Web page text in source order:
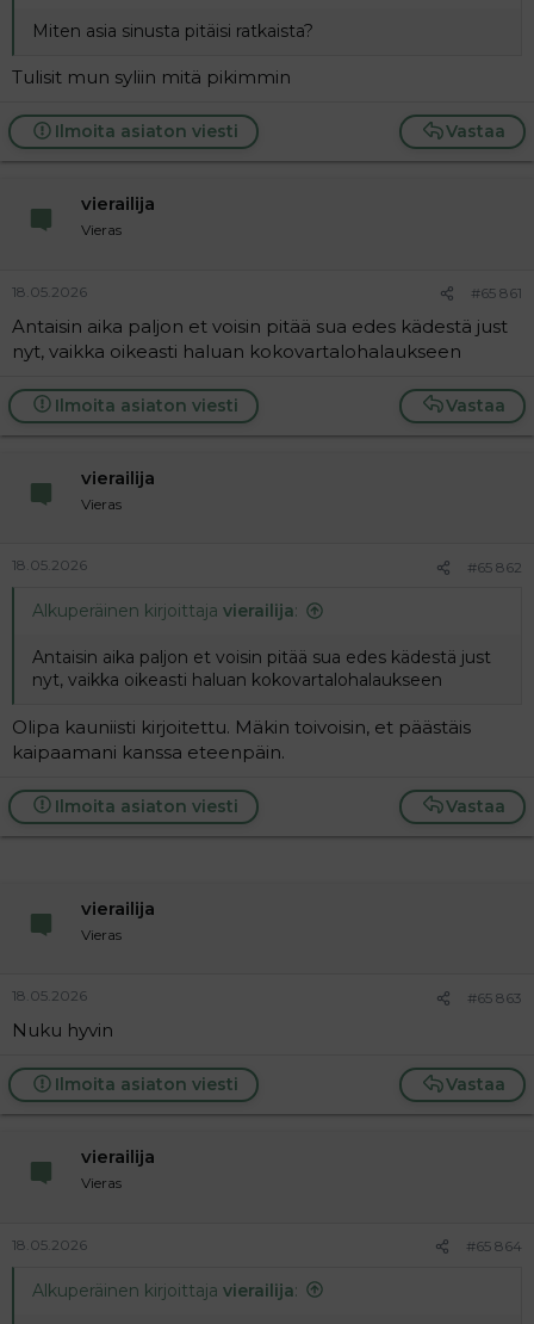
Miten asia sinusta pitäisi ratkaista?
Tulisit mun syliin mitä pikimmin
Vastaa
Ilmoita asiaton viesti
vierailija
Vieras
18.05.2026 #65 861
Antaisin aika paljon et voisin pitää sua edes kädestä just
nyt, vaikka oikeasti haluan kokovartalohalaukseen
Vastaa
Ilmoita asiaton viesti
vierailija
Vieras
18.05.2026 #65 862
Alkuperäinen kirjoittaja vierailija:
Antaisin aika paljon et voisin pitää sua edes kädestä just
nyt, vaikka oikeasti haluan kokovartalohalaukseen
Olipa kauniisti kirjoitettu. Mäkin toivoisin, et päästäis
kaipaamani kanssa eteenpäin.
Vastaa
Ilmoita asiaton viesti
vierailija
Vieras
18.05.2026 #65 863
Nuku hyvin
Vastaa
Ilmoita asiaton viesti
vierailija
Vieras
18.05.2026 #65 864
Alkuperäinen kirjoittaja vierailija: